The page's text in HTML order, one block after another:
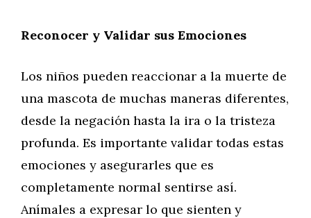
Reconocer y Validar sus Emociones
Los niños pueden reaccionar a la muerte de
una mascota de muchas maneras diferentes,
desde la negación hasta la ira o la tristeza
profunda. Es importante validar todas estas
emociones y asegurarles que es
completamente normal sentirse así.
Anímales a expresar lo que sienten y